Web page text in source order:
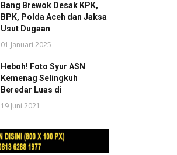
Bang Brewok Desak KPK,
BPK, Polda Aceh dan Jaksa
Usut Dugaan
01 Januari 2025
Heboh! Foto Syur ASN
Kemenag Selingkuh
Beredar Luas di
19 Juni 2021